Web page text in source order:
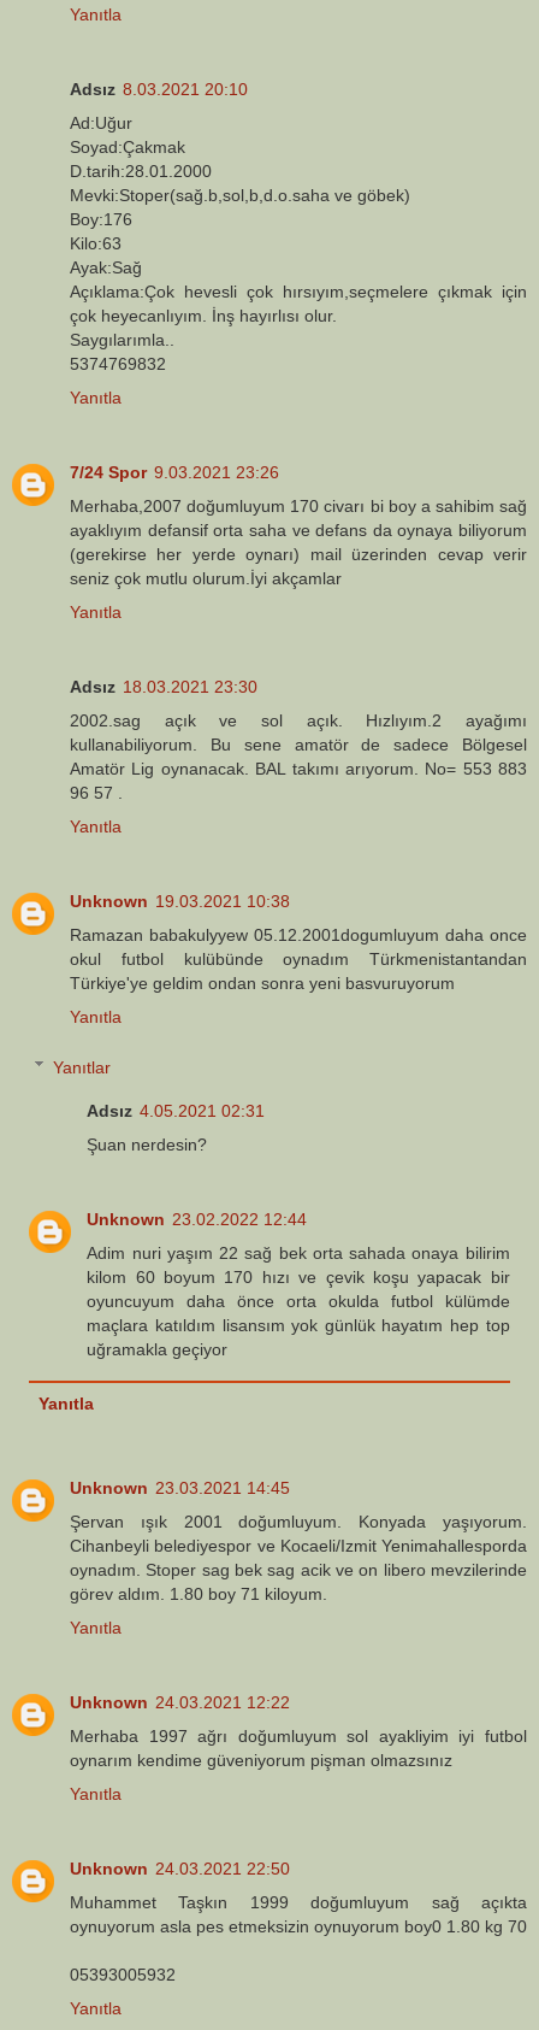
Yanıtla
Adsız 8.03.2021 20:10
Ad:Uğur
Soyad:Çakmak
D.tarih:28.01.2000
Mevki:Stoper(sağ.b,sol,b,d.o.saha ve göbek)
Boy:176
Kilo:63
Ayak:Sağ
Açıklama:Çok hevesli çok hırsıyım,seçmelere çıkmak için
çok heyecanlıyım. İnş hayırlısı olur.
Saygılarımla..
5374769832
Yanıtla
7/24 Spor 9.03.2021 23:26
Merhaba,2007 doğumluyum 170 civarı bi boy a sahibim sağ
ayaklıyım defansif orta saha ve defans da oynaya biliyorum
(gerekirse her yerde oynarı) mail üzerinden cevap verir
seniz çok mutlu olurum.İyi akçamlar
Yanıtla
Adsız 18.03.2021 23:30
2002.sag açık ve sol açık. Hızlıyım.2 ayağımı
kullanabiliyorum. Bu sene amatör de sadece Bölgesel
Amatör Lig oynanacak. BAL takımı arıyorum. No= 553 883
96 57 .
Yanıtla
Unknown 19.03.2021 10:38
Ramazan babakulyyew 05.12.2001dogumluyum daha once
okul futbol kulübünde oynadım Türkmenistantandan
Türkiye'ye geldim ondan sonra yeni basvuruyorum
Yanıtla
Yanıtlar
Adsız 4.05.2021 02:31
Şuan nerdesin?
Unknown 23.02.2022 12:44
Adim nuri yaşım 22 sağ bek orta sahada onaya bilirim
kilom 60 boyum 170 hızı ve çevik koşu yapacak bir
oyuncuyum daha önce orta okulda futbol külümde
maçlara katıldım lisansım yok günlük hayatım hep top
uğramakla geçiyor
Yanıtla
Unknown 23.03.2021 14:45
Şervan ışık 2001 doğumluyum. Konyada yaşıyorum.
Cihanbeyli belediyespor ve Kocaeli/Izmit Yenimahallesporda
oynadım. Stoper sag bek sag acik ve on libero mevzilerinde
görev aldım. 1.80 boy 71 kiloyum.
Yanıtla
Unknown 24.03.2021 12:22
Merhaba 1997 ağrı doğumluyum sol ayakliyim iyi futbol
oynarım kendime güveniyorum pişman olmazsınız
Yanıtla
Unknown 24.03.2021 22:50
Muhammet Taşkın 1999 doğumluyum sağ açıkta
oynuyorum asla pes etmeksizin oynuyorum boy0 1.80 kg 70
05393005932
Yanıtla